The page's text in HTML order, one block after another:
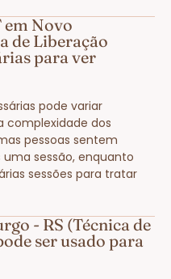
em Novo
de Liberação
para ver
pode variar
complexidade dos
pessoas sentem
sessão, enquanto
sessões para tratar
- RS (Técnica de
ser usado para